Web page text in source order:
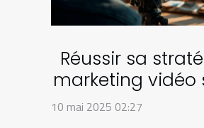
Réussir sa
marketing vidéo
plateformes
10 mai 2025 02:27